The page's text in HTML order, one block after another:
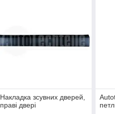
Накладка зсувних дверей,
праві двері